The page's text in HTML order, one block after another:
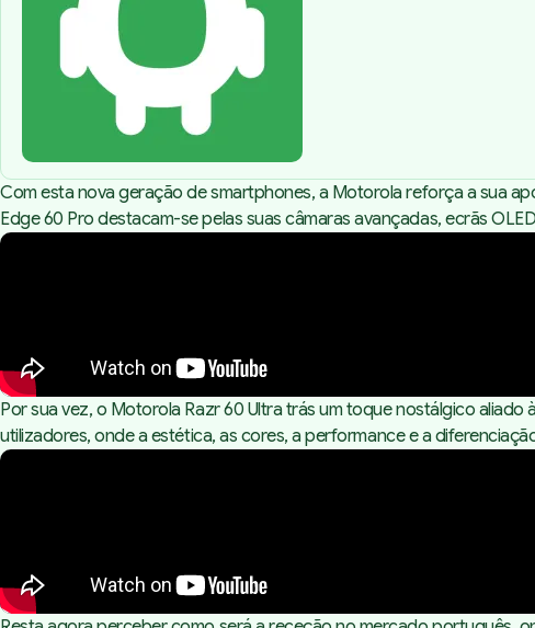
Com esta nova geração de smartphones, a Motorola reforça a sua
Edge 60 Pro destacam-se pelas suas câmaras avançadas, ecrãs
Por sua vez, o Motorola Razr 60 Ultra trás um toque nostálgico
utilizadores, onde a estética, as cores, a performance e a